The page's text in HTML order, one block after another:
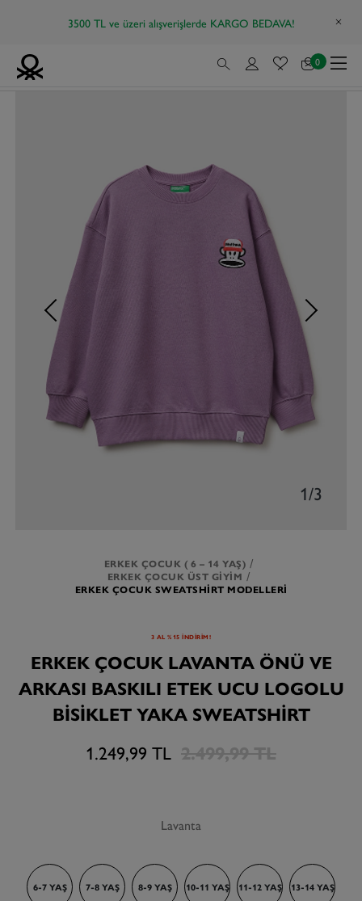
3500 TL ve üzeri alışverişlerde KARGO BEDAVA!
0
1/3
ERKEK ÇOCUK ( 6 – 14 YAŞ)
ERKEK ÇOCUK ÜST GIYIM
ERKEK ÇOCUK SWEATSHIRT MODELLERI
3 AL %15 İNDİRİM!
ERKEK ÇOCUK LAVANTA ÖNÜ VE
ARKASI BASKILI ETEK UCU LOGOLU
BISIKLET YAKA SWEATSHIRT
1.249,99 TL 2.499,99 TL
Lavanta
6-7 YAŞ 7-8 YAŞ 8-9 YAŞ 10-11 YAŞ 11-12 YAŞ 13-14 YAŞ